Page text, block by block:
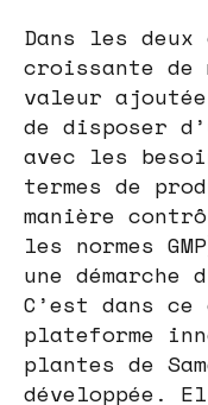
Dans les deux
croissante de
valeur
de disposer
avec les
termes de
manière
les normes
une démarche
C’est dans
plateforme
plantes de
développée.